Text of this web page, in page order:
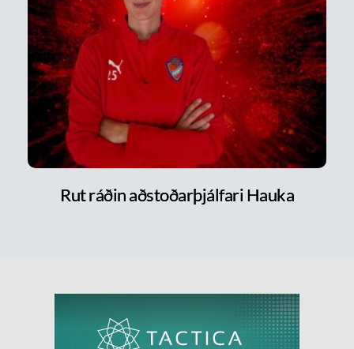
Rut ráðin aðstoðarþjálfari Hauka